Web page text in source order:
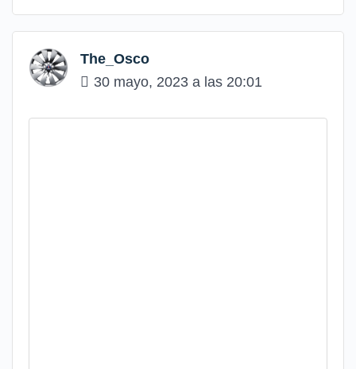
The_Osco
30 mayo, 2023 a las 20:01